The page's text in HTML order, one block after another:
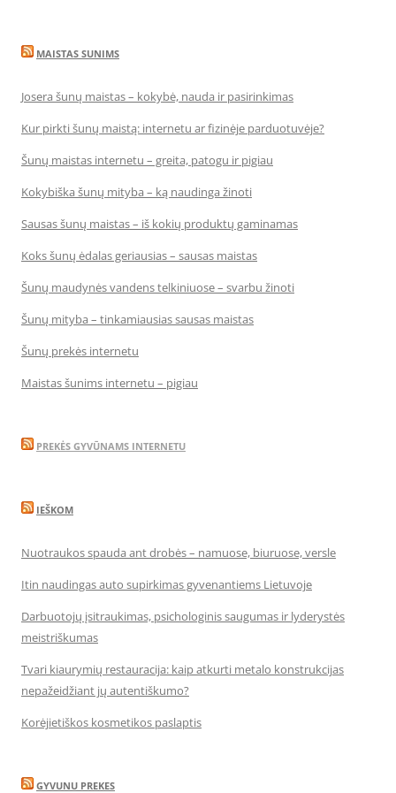
MAISTAS SUNIMS
Josera šunų maistas – kokybė, nauda ir pasirinkimas
Kur pirkti šunų maistą: internetu ar fizinėje parduotuvėje?
Šunų maistas internetu – greita, patogu ir pigiau
Kokybiška šunų mityba – ką naudinga žinoti
Sausas šunų maistas – iš kokių produktų gaminamas
Koks šunų ėdalas geriausias – sausas maistas
Šunų maudynės vandens telkiniuose – svarbu žinoti
Šunų mityba – tinkamiausias sausas maistas
Šunų prekės internetu
Maistas šunims internetu – pigiau
PREKĖS GYVŪNAMS INTERNETU
IEŠKOM
Nuotraukos spauda ant drobės – namuose, biuruose, versle
Itin naudingas auto supirkimas gyvenantiems Lietuvoje
Darbuotojų įsitraukimas, psichologinis saugumas ir lyderystės
meistriškumas
Tvari kiaurymių restauracija: kaip atkurti metalo konstrukcijas
nepažeidžiant jų autentiškumo?
Korėjietiškos kosmetikos paslaptis
GYVUNU PREKES